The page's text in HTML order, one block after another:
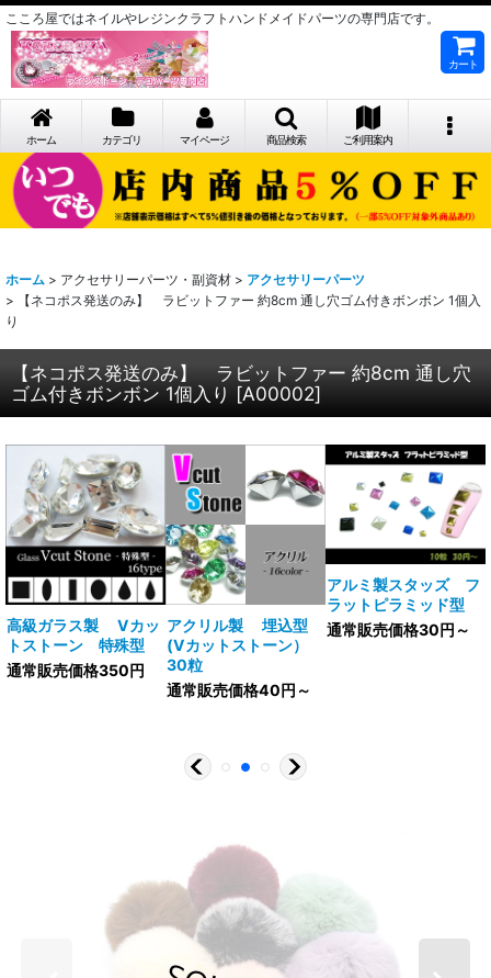
こころ屋ではネイルやレジンクラフトハンドメイドパーツの専門店です。
カート
ホーム カテゴリ マイページ 商品検索 ご利用案内
ホーム > アクセサリーパーツ・副資材 > アクセサリーパーツ
>
【ネコポス発送のみ】 ラビットファー 約8cm 通し穴ゴム付きボンボン 1個入
り
【ネコポス発送のみ】 ラビットファー 約8cm 通し穴
ゴム付きボンボン 1個入り [A00002]
高級ガラス製 Vカッ
トストーン 特殊型
通常販売価格350円
アクリル製 埋込型
(Vカットストーン）
30粒
通常販売価格40円～
アルミ製スタッズ フ
ラットピラミッド型
通常販売価格30円～